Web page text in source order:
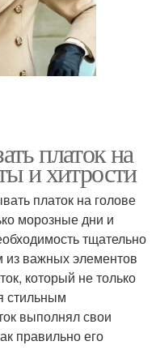
платок на
и хитрости
платок на голове
морозные дни и
тщательно
важных элементов
который не только
стильным
выполнял свои
правильно его